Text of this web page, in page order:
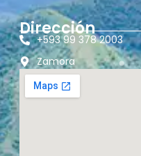
Dirección
+593 99 378 2003
Zamora